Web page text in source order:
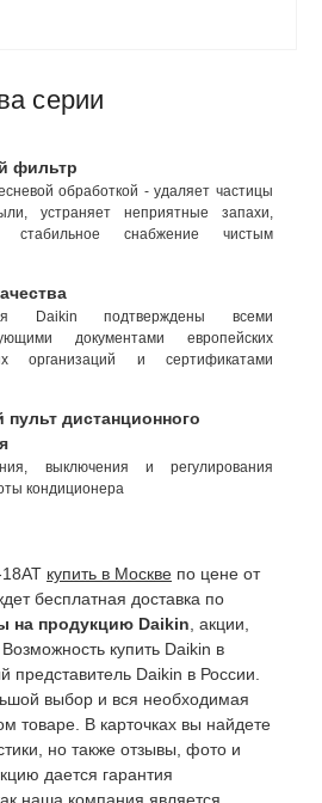
серии
фильтр
обработкой - удаляет частицы
устраняет неприятные запахи,
стабильное снабжение чистым
Daikin подтверждены всеми
документами европейских
организаций и сертификатами
дистанционного
выключения и регулирования
кондиционера
купить в Москве по цене от
бесплатная доставка по
на продукцию Daikin , акции,
купить Daikin в
представитель Daikin в России.
выбор и вся необходимая
товаре. В карточках вы найдете
но также отзывы, фото и
дается гарантия